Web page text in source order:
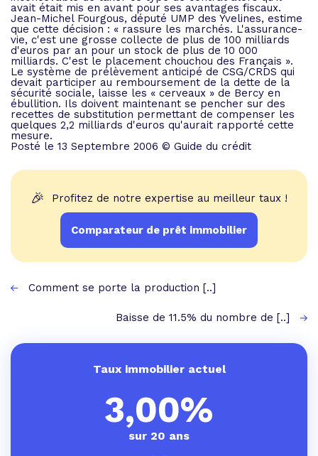
avait était mis en avant pour ses avantages fiscaux.
Jean-Michel Fourgous, député UMP des Yvelines, estime
que cette décision : « rassure les marchés. L'assurance-
vie, c'est une grosse collecte de plus de 100 milliards
d'euros par an pour un stock de plus de 10 000
milliards. C'est le placement chouchou des Français ».
Le système de prélèvement anticipé de CSG/CRDS qui
devait participer au remboursement de la dette de la
sécurité sociale, laisse les « cerveaux » de Bercy en
ébullition. Ils doivent maintenant se pencher sur des
recettes de substitution permettant de compenser les
quelques 2,2 milliards d'euros qu'aurait rapporté cette
mesure.
Posté le 13 Septembre 2006 © Guide du crédit
🎉 Profitez de notre expertise au meilleur taux !
Comparateur de prêt immobilier
Comment se porte la production [..]
Baisse de 11.5% du nombre de [..]
Taux immobilier actuel
3,00%
sur 20 ans